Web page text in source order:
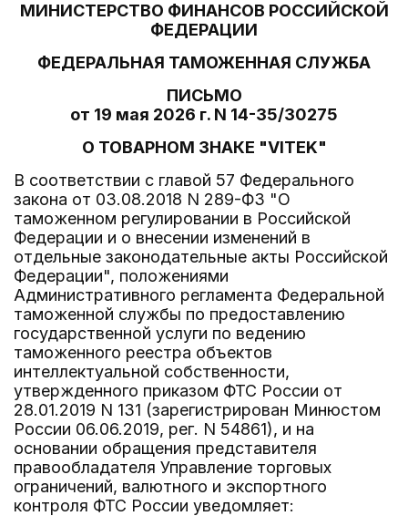
МИНИСТЕРСТВО ФИНАНСОВ РОССИЙСКОЙ
ФЕДЕРАЦИИ
ФЕДЕРАЛЬНАЯ ТАМОЖЕННАЯ СЛУЖБА
ПИСЬМО
от 19 мая 2026 г. N 14-35/30275
О ТОВАРНОМ ЗНАКЕ "VITEK"
В соответствии с главой 57 Федерального
закона от 03.08.2018 N 289-ФЗ "О
таможенном регулировании в Российской
Федерации и о внесении изменений в
отдельные законодательные акты Российской
Федерации", положениями
Административного регламента Федеральной
таможенной службы по предоставлению
государственной услуги по ведению
таможенного реестра объектов
интеллектуальной собственности,
утвержденного приказом ФТС России от
28.01.2019 N 131 (зарегистрирован Минюстом
России 06.06.2019, рег. N 54861), и на
основании обращения представителя
правообладателя Управление торговых
ограничений, валютного и экспортного
контроля ФТС России уведомляет: